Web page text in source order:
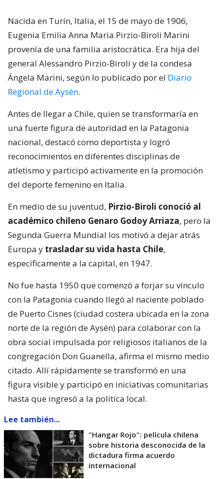
Nacida en Turín, Italia, el 15 de mayo de 1906,
Eugenia Emilia Anna Maria Pirzio-Biroli Marini
provenía de una familia aristocrática. Era hija del
general Alessandro Pirzio-Biroli y de la condesa
Ángela Marini, según lo publicado por el Diario
Regional de Aysén.
Antes de llegar a Chile, quien se transformaría en
una fuerte figura de autoridad en la Patagonia
nacional, destacó como deportista y logró
reconocimientos en diferentes disciplinas de
atletismo y participó activamente en la promoción
del deporte femenino en Italia.
En medio de su juventud, Pirzio-Biroli conoció al
académico chileno Genaro Godoy Arriaza, pero la
Segunda Guerra Mundial los motivó a dejar atrás
Europa y trasladar su vida hasta Chile,
específicamente a la capital, en 1947.
No fue hasta 1950 que comenzó a forjar su vínculo
con la Patagonia cuando llegó al naciente poblado
de Puerto Cisnes (ciudad costera ubicada en la zona
norte de la región de Aysén) para colaborar con la
obra social impulsada por religiosos italianos de la
congregación Don Guanella, afirma el mismo medio
citado. Allí rápidamente se transformó en una
figura visible y participó en iniciativas comunitarias
hasta que ingresó a la política local.
Lee también...
"Hangar Rojo": película chilena
sobre historia desconocida de la
dictadura firma acuerdo
internacional